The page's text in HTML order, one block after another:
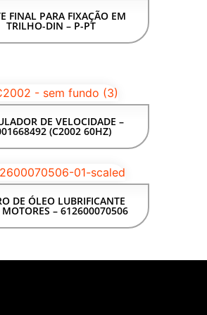
FINAL PARA FIXAÇÃO EM
TRILHO-DIN – P-PT
DE VELOCIDADE –
(C2002 60HZ)
DE ÓLEO LUBRIFICANTE
MOTORES – 612600070506